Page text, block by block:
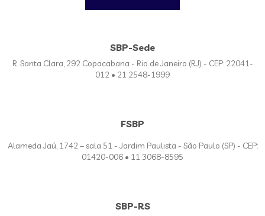
SBP-Sede
R. Santa Clara, 292 Copacabana - Rio de Janeiro (RJ) - CEP: 22041-
012 • 21 2548-1999
FSBP
Alameda Jaú, 1742 – sala 51 - Jardim Paulista - São Paulo (SP) - CEP:
01420-006 • 11 3068-8595
SBP-RS